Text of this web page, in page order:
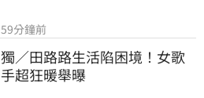
59分鐘前
獨／田路路生活陷困境！女歌
手超狂暖舉曝